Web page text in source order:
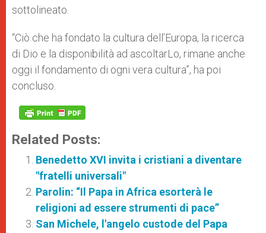
sottolineato.
“Ciò che ha fondato la cultura dell’Europa, la ricerca
di Dio e la disponibilità ad ascoltarLo, rimane anche
oggi il fondamento di ogni vera cultura”, ha poi
concluso.
Related Posts:
Benedetto XVI invita i cristiani a diventare
"fratelli universali"
Parolin: “Il Papa in Africa esorterà le
religioni ad essere strumenti di pace”
San Michele, l'angelo custode del Papa